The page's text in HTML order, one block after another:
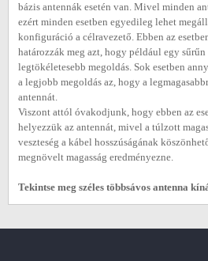
bázis antennák esetén van. Mivel minden
ezért minden esetben egyedileg lehet
konfiguráció a célravezető. Ebben az
határozzák meg azt, hogy például egy
legtökéletesebb megoldás. Sok esetben
a legjobb megoldás az, hogy a
antennát.
Viszont attól óvakodjunk, hogy ebben az
helyezzük az antennát, mivel a túlzott
veszteség a kábel hosszúságának
megnövelt magasság eredményezne.
Tekintse meg széles többsávos antenna